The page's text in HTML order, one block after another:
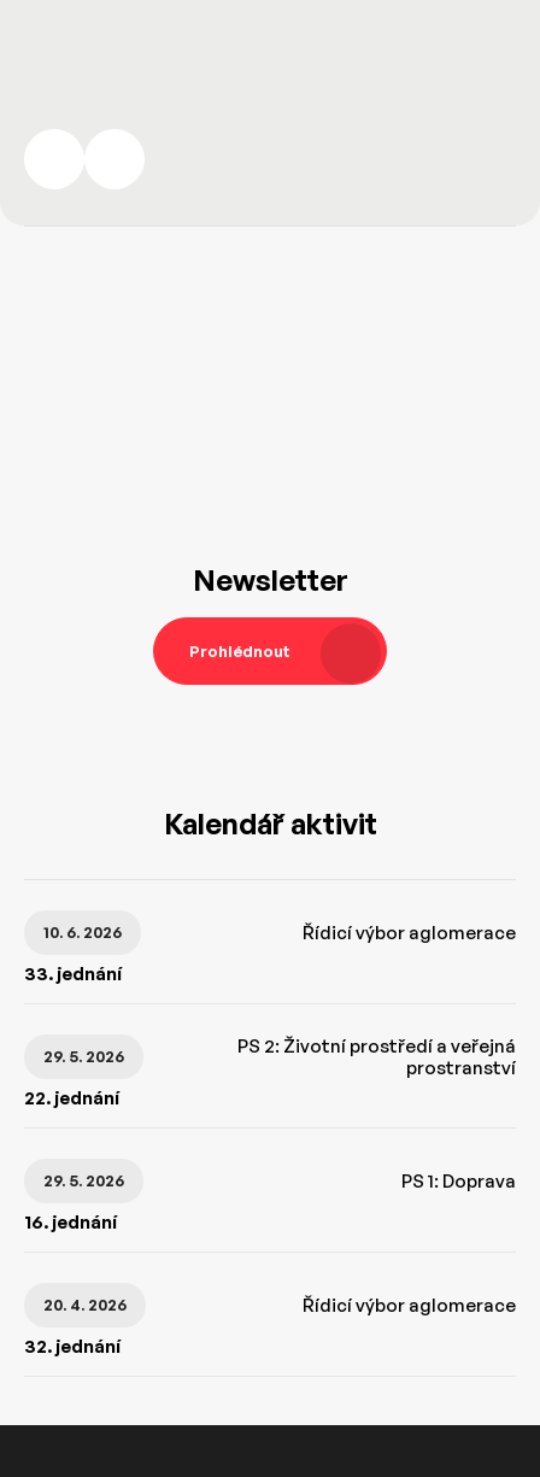
Newsletter
Prohlédnout
Kalendář aktivit
10. 6. 2026
33. jednání
Řídicí výbor aglomerace
29. 5. 2026
22. jednání
PS 2: Životní prostředí a veřejná
prostranství
29. 5. 2026
16. jednání
PS 1: Doprava
20. 4. 2026
32. jednání
Řídicí výbor aglomerace